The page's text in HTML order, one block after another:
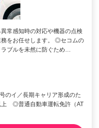
常感知時の対応や機器の点検
をお任せします。 ◎セコムの
ブルを未然に防ぐため…
のイ／長期キャリア形成のた
上 ◎普通自動車運転免許（AT